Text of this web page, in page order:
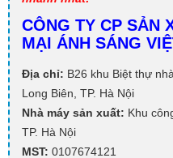
CÔNG TY CP SẢN
MẠI ÁNH SÁNG
Địa chỉ: B26 khu Biệt thự
Long Biên, TP. Hà Nội
Nhà máy sản xuất: Khu
TP. Hà Nội
MST: 0107674121